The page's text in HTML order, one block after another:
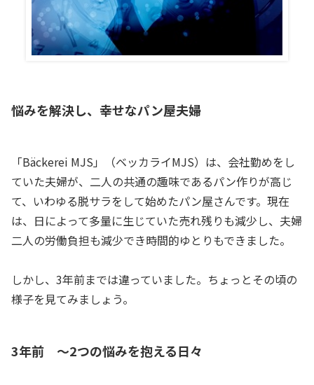
悩みを解決し、幸せなパン屋夫婦
「Bäckerei MJS」（ベッカライMJS）は、会社勤めをし
ていた夫婦が、二人の共通の趣味であるパン作りが高じ
て、いわゆる脱サラをして始めたパン屋さんです。現在
は、日によって多量に生じていた売れ残りも減少し、夫婦
二人の労働負担も減少でき時間的ゆとりもできました。
しかし、3年前までは違っていました。ちょっとその頃の
様子を見てみましょう。
3年前 ～2つの悩みを抱える日々